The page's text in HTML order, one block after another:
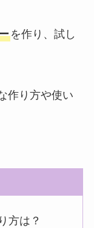
を作り、試し
作り方や使い
方は？